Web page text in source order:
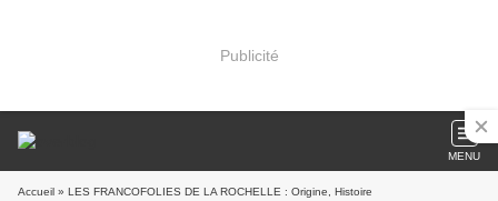
Publicité
MENU
Accueil » LES FRANCOFOLIES DE LA ROCHELLE : Origine, Histoire